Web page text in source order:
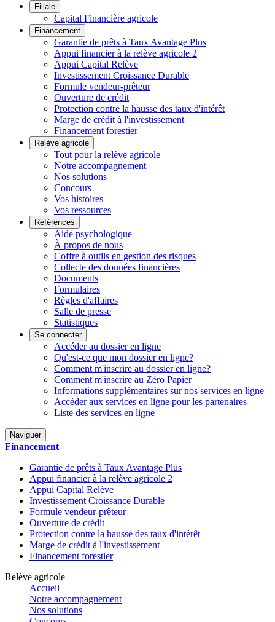
Filiale
Capital Financière agricole
Financement
Garantie de prêts à Taux Avantage Plus
Appui financier à la relève agricole 2
Appui Capital Relève
Investissement Croissance Durable
Formule vendeur-prêteur
Ouverture de crédit
Protection contre la hausse des taux d'intérêt
Marge de crédit à l'investissement
Financement forestier
Relève agricole
Tout pour la relève agricole
Notre accompagnement
Nos solutions
Concours
Vos histoires
Vos ressources
Références
Aide psychologique
À propos de nous
Coffre à outils en gestion des risques
Collecte des données financières
Documents
Formulaires
Règles d'affaires
Salle de presse
Statistiques
Se connecter
Accéder au dossier en ligne
Qu'est-ce que mon dossier en ligne?
Comment m'inscrire au dossier en ligne?
Comment m'inscrire au Zéro Papier
Informations supplémentaires sur nos services en ligne
Accéder aux services en ligne pour les partenaires
Liste des services en ligne
Naviguer
Financement
Garantie de prêts à Taux Avantage Plus
Appui financier à la relève agricole 2
Appui Capital Relève
Investissement Croissance Durable
Formule vendeur-prêteur
Ouverture de crédit
Protection contre la hausse des taux d'intérêt
Marge de crédit à l'investissement
Financement forestier
Relève agricole
Accueil
Notre accompagnement
Nos solutions